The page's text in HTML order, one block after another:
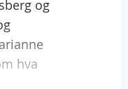
og
hva